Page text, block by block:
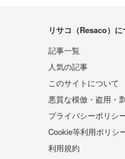
リサコ（Resaco）に
記事一覧
人気の記事
このサイトについて
悪質な模倣・盗用・
プライバシーポリシ
Cookie等利用ポリシ
利用規約